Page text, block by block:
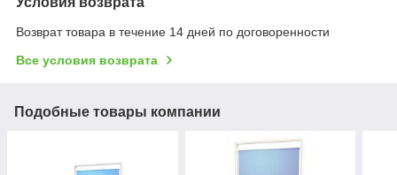
Возврат товара в течение 14 дней по договоренности
Все условия возврата
Подобные товары компании